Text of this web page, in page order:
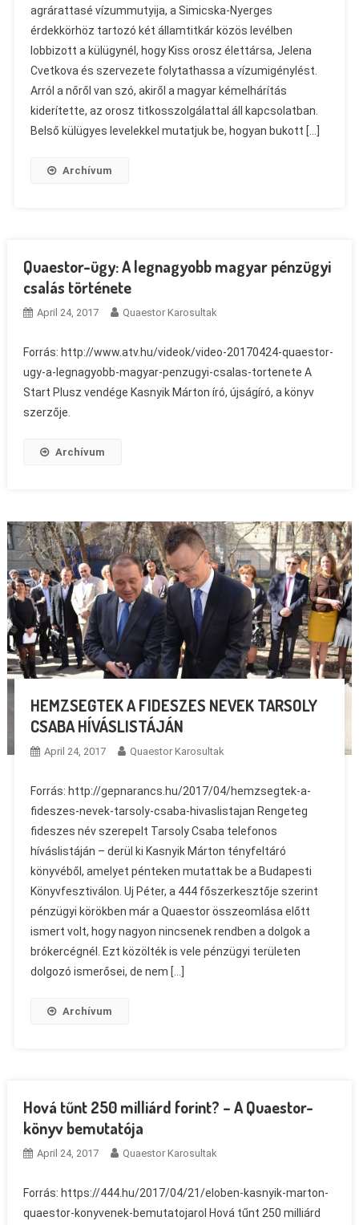
agrárattasé vízummutyija, a Simicska-Nyerges
érdekkörhöz tartozó két államtitkár közös levélben
lobbizott a külügynél, hogy Kiss orosz élettársa, Jelena
Cvetkova és szervezete folytathassa a vízumigénylést.
Arról a nőről van szó, akiről a magyar kémelhárítás
kiderítette, az orosz titkosszolgálattal áll kapcsolatban.
Belső külügyes levelekkel mutatjuk be, hogyan bukott […]
Archívum
Quaestor-ügy: A legnagyobb magyar pénzügyi
csalás története
April 24, 2017 Quaestor Karosultak
Forrás: http://www.atv.hu/videok/video-20170424-quaestor-
ugy-a-legnagyobb-magyar-penzugyi-csalas-tortenete A
Start Plusz vendége Kasnyik Márton író, újságíró, a könyv
szerzője.
Archívum
HEMZSEGTEK A FIDESZES NEVEK TARSOLY
CSABA HÍVÁSLISTÁJÁN
April 24, 2017 Quaestor Karosultak
Forrás: http://gepnarancs.hu/2017/04/hemzsegtek-a-
fideszes-nevek-tarsoly-csaba-hivaslistajan Rengeteg
fideszes név szerepelt Tarsoly Csaba telefonos
híváslistáján – derül ki Kasnyik Márton tényfeltáró
könyvéből, amelyet pénteken mutattak be a Budapesti
Könyvfesztiválon. Uj Péter, a 444 főszerkesztője szerint
pénzügyi körökben már a Quaestor összeomlása előtt
ismert volt, hogy nagyon nincsenek rendben a dolgok a
brókercégnél. Ezt közölték is vele pénzügyi területen
dolgozó ismerősei, de nem […]
Archívum
Hová tűnt 250 milliárd forint? – A Quaestor-
könyv bemutatója
April 24, 2017 Quaestor Karosultak
Forrás: https://444.hu/2017/04/21/eloben-kasnyik-marton-
quaestor-konyvenek-bemutatojarol Hová tűnt 250 milliárd